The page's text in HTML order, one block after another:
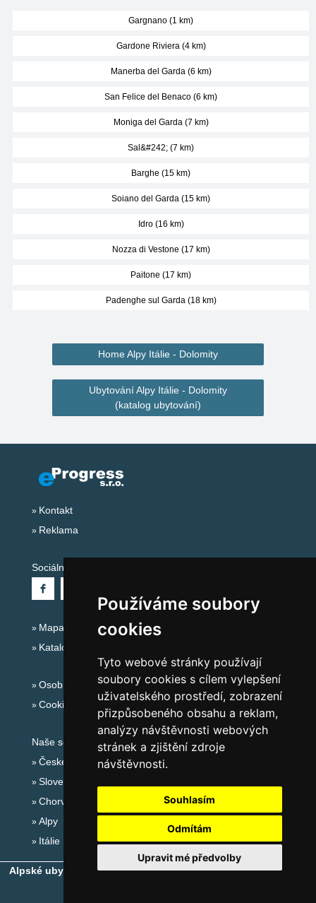
Používáme soubory
cookies
Tyto webové stránky používají
soubory cookies s cílem vylepšení
uživatelského prostředí, zobrazení
přizpůsobeného obsahu a reklam,
analýzy návštěvnosti webových
stránek a zjištění zdroje
návštěvnosti.
Souhlasím
Odmítám
Upravit mé předvolby
Gargnano (1 km)
Gardone Riviera (4 km)
Manerba del Garda (6 km)
San Felice del Benaco (6 km)
Moniga del Garda (7 km)
Sal&#242; (7 km)
Barghe (15 km)
Soiano del Garda (15 km)
Idro (16 km)
Nozza di Vestone (17 km)
Paitone (17 km)
Padenghe sul Garda (18 km)
Home Alpy Itálie - Dolomity
Ubytování Alpy Itálie - Dolomity
(katalog ubytování)
Kontakt
Reklama
Sociální sítě:
Mapa serveru Alpy Itálie - Dolomity
Katalog ubytování
Osobní údaje
Cookies
Naše servery:
České hory
Slovenské hory
Chorvatsko
Alpy
Itálie
Alpské ubytování, alpské turistické oblasti, alpské ski areály